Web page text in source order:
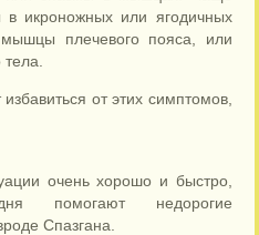
икроножных или ягодичных
плечевого пояса, или
от этих симптомов,
очень хорошо и быстро,
помогают недорогие
Спазгана.